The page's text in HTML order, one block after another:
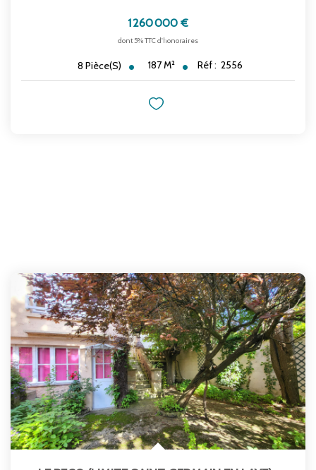
1 260 000 €
dont 5% TTC d'honoraires
8 Pièce(s) 187M² Réf : 2556